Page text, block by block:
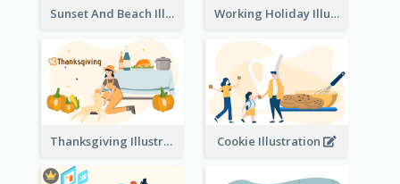
Sunset And Beach Illustration Working Holiday Illustration
Thanksgiving Illustration Cookie Illustration